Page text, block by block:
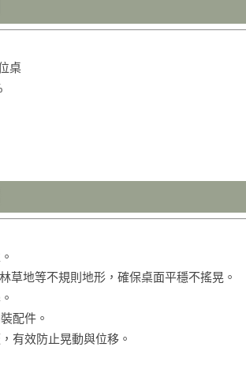
桌
地等不規則地形，確保桌面平穩不搖晃。
配件。
有效防止晃動與位移。